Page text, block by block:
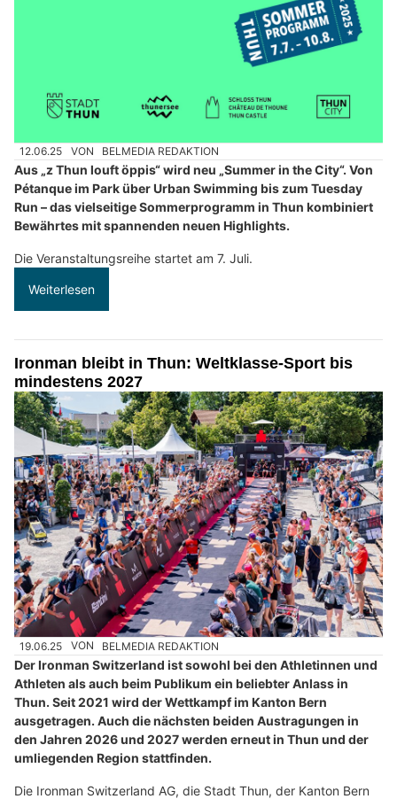
12.06.25 VON BELMEDIA REDAKTION
Aus „z Thun louft öppis“ wird neu „Summer in the City“. Von
Pétanque im Park über Urban Swimming bis zum Tuesday
Run – das vielseitige Sommerprogramm in Thun kombiniert
Bewährtes mit spannenden neuen Highlights.
Die Veranstaltungsreihe startet am 7. Juli.
Weiterlesen
Ironman bleibt in Thun: Weltklasse-Sport bis
mindestens 2027
19.06.25 VON BELMEDIA REDAKTION
Der Ironman Switzerland ist sowohl bei den Athletinnen und
Athleten als auch beim Publikum ein beliebter Anlass in
Thun. Seit 2021 wird der Wettkampf im Kanton Bern
ausgetragen. Auch die nächsten beiden Austragungen in
den Jahren 2026 und 2027 werden erneut in Thun und der
umliegenden Region stattfinden.
Die Ironman Switzerland AG, die Stadt Thun, der Kanton Bern